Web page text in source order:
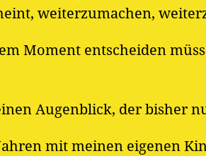
weiterzumachen,
Moment entscheiden
Augenblick, der bisher
mit meinen eigenen